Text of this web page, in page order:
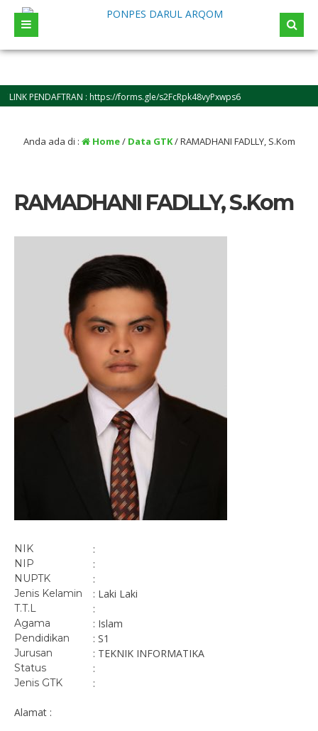
PENDAFTRAN : https://forms.gle/s2FcRpk48vyPxwps6
Anda ada di : Home/ Data GTK/RAMADHANI FADLLY, S.Kom
RAMADHANI FADLLY, S.Kom
NIK :
NIP :
NUPTK :
Jenis Kelamin : Laki Laki
T.T.L :
Agama : Islam
Pendidikan : S1
Jurusan : TEKNIK INFORMATIKA
Status :
Jenis GTK :
Alamat :